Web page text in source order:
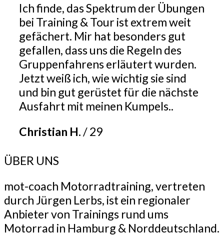
Ich finde, das Spektrum der Übungen
bei Training & Tour ist extrem weit
gefächert. Mir hat besonders gut
gefallen, dass uns die Regeln des
Gruppenfahrens erläutert wurden.
Jetzt weiß ich, wie wichtig sie sind
und bin gut gerüstet für die nächste
Ausfahrt mit meinen Kumpels..
Christian H./29
ÜBER UNS
mot-coach Motorradtraining, vertreten
durch Jürgen Lerbs, ist ein regionaler
Anbieter von Trainings rund ums
Motorrad in Hamburg & Norddeutschland.